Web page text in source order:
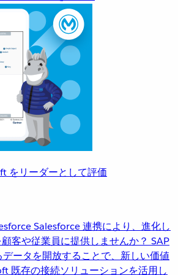
をリーダーとして評価
Salesforce 連携により、進化し
客や従業員に提供しませんか？ SAP
ータを開放することで、新しい価値
既存の接続ソリューションを活用し